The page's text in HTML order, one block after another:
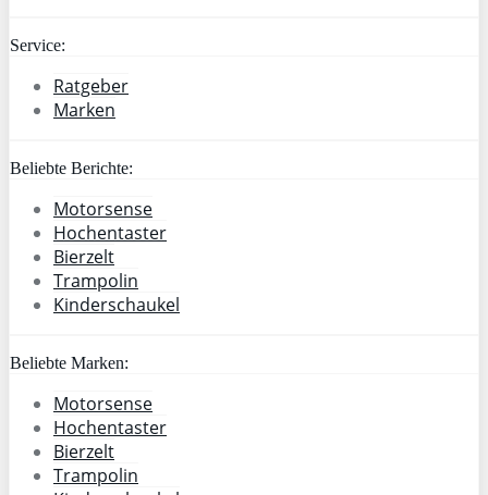
Service:
Ratgeber
Marken
Beliebte Berichte:
Motorsense
Hochentaster
Bierzelt
Trampolin
Kinderschaukel
Beliebte Marken:
Motorsense
Hochentaster
Bierzelt
Trampolin